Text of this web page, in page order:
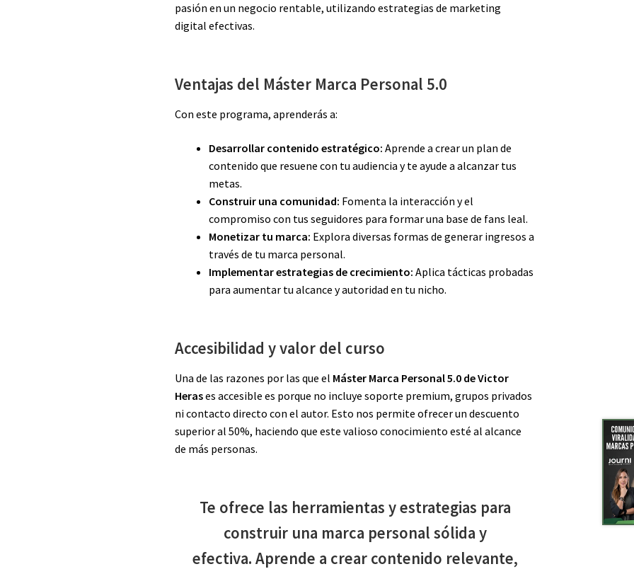
pasión en un negocio rentable, utilizando estrategias de marketing
digital efectivas.
Ventajas del Máster Marca Personal 5.0
Con este programa, aprenderás a:
Desarrollar contenido estratégico: Aprende a crear un plan de
contenido que resuene con tu audiencia y te ayude a alcanzar tus
metas.
Construir una comunidad: Fomenta la interacción y el
compromiso con tus seguidores para formar una base de fans leal.
Monetizar tu marca: Explora diversas formas de generar ingresos a
través de tu marca personal.
Implementar estrategias de crecimiento: Aplica tácticas probadas
para aumentar tu alcance y autoridad en tu nicho.
Accesibilidad y valor del curso
Una de las razones por las que el Máster Marca Personal 5.0 de Victor
Herases accesible es porque no incluye soporte premium, grupos privados
ni contacto directo con el autor. Esto nos permite ofrecer un descuento
superior al 50%, haciendo que este valioso conocimiento esté al alcance
de más personas.
Te ofrece las herramientas y estrategias para
construir una marca personal sólida y
efectiva. Aprende a crear contenido relevante,